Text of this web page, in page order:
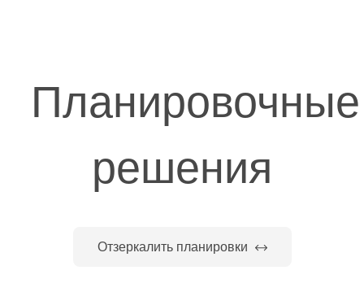
Планировочные
решения
Отзеркалить планировки